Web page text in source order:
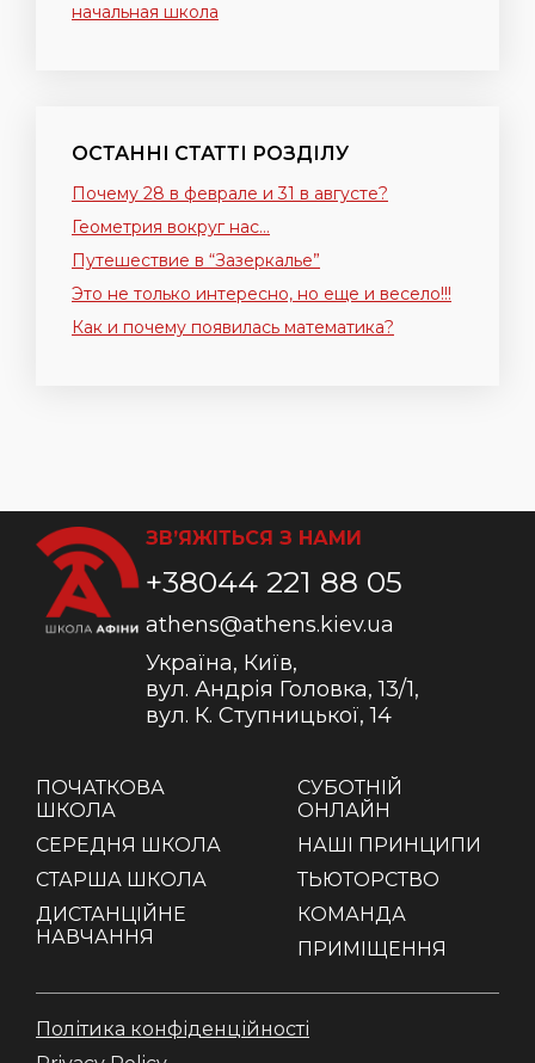
начальная школа
ОСТАННІ СТАТТІ РОЗДІЛУ
Почему 28 в феврале и 31 в августе?
Геометрия вокруг нас…
Путешествие в “Зазеркалье”
Это не только интересно, но еще и весело!!!
Как и почему появилась математика?
ПОЧАТКОВА
ШКОЛА
СЕРЕДНЯ ШКОЛА
СТАРША ШКОЛА
ДИСТАНЦІЙНЕ
НАВЧАННЯ
СУБОТНІЙ
ОНЛАЙН
НАШІ ПРИНЦИПИ
ТЬЮТОРСТВО
КОМАНДА
ПРИМІЩЕННЯ
ЗВ’ЯЖІТЬСЯ З НАМИ
+38044 221 88 05
athens@athens.kiev.ua
Україна, Київ,
вул. Андрія Головка, 13/1,
вул. К. Ступницької, 14
Політика конфіденційності